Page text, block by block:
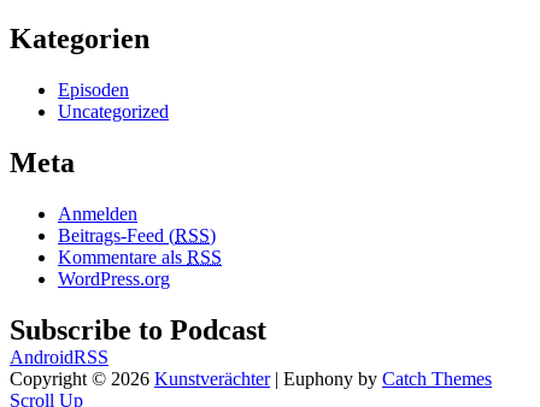
Kategorien
Episoden
Uncategorized
Meta
Anmelden
Beitrags-Feed (RSS)
Kommentare als RSS
WordPress.org
Subscribe to Podcast
AndroidRSS
Copyright © 2026 Kunstverächter | Euphony by Catch Themes
Scroll Up